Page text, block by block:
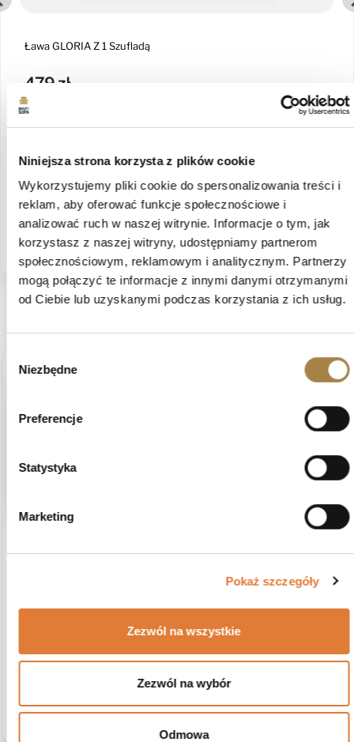
Niniejsza strona korzysta z plików cookie
Wykorzystujemy pliki cookie do spersonalizowania treści i
reklam, aby oferować funkcje społecznościowe i
analizować ruch w naszej witrynie. Informacje o tym, jak
korzystasz z naszej witryny, udostępniamy partnerom
społecznościowym, reklamowym i analitycznym. Partnerzy
mogą połączyć te informacje z innymi danymi otrzymanymi
od Ciebie lub uzyskanymi podczas korzystania z ich usług.
zgody
Niezbędne
Preferencje
Statystyka
Marketing
Pokaż szczegóły
Zezwól na wszystkie
Zezwól na wybór
Odmowa
Ława GLORIA Z 1 Szufladą
479 zł
Czas dostawy: 15 dni roboczych
shopping_cartZobacz więcej
Odkryj kolekcję Gloria
Produkt nie posiada recenzji
Może zainteresują Cię inne ocenione produkty
Komentarz sklepu
Krzysztof, Twoja opinia jest dla nas bardzo cenna.
Krzysztof
Szafa jeszcze nie złożona, ale zapakowana super i
dostawa szybka.
lustrem VIVA, Biały, 240 cm, Nie
6/9/2026